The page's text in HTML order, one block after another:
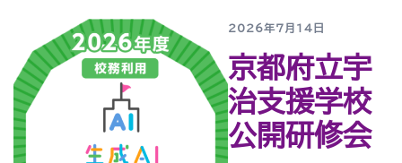
2026年7月14日
京都府立宇
治支援学校
公開研修会